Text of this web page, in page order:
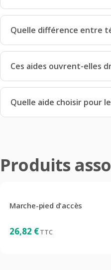
Quelle différence entre
Ces aides ouvrent-elles
Quelle aide choisir pour
Produits
Marche-pied d'accès
26,82 €TTC